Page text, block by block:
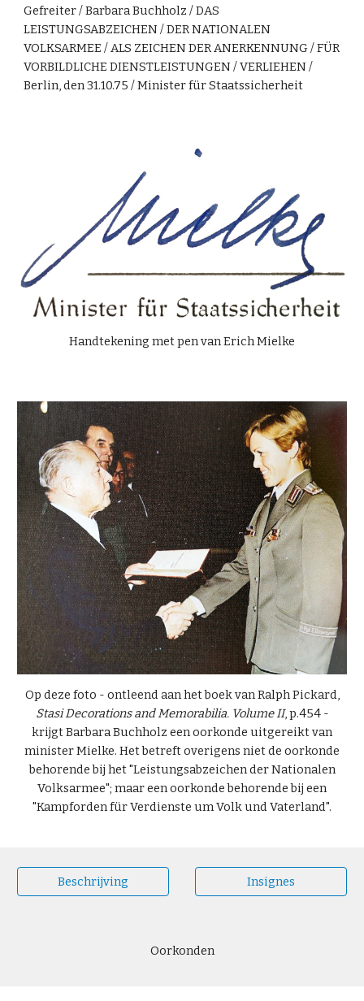
Gefreiter / Barbara Buchholz / DAS
LEISTUNGSABZEICHEN / DER NATIONALEN
VOLKSARMEE / ALS ZEICHEN DER ANERKENNUNG / FÜR
VORBILDLICHE DIENSTLEISTUNGEN / VERLIEHEN /
Berlin, den 31.10.75 / Minister für Staatssicherheit
Handtekening met pen van Erich Mielke
Op deze foto - ontleend aan het boek van Ralph Pickard,
Stasi Decorations and Memorabilia. Volume II, p.454 -
krijgt Barbara Buchholz een oorkonde uitgereikt van
minister Mielke. Het betreft overigens niet de oorkonde
behorende bij het "Leistungsabzeichen der Nationalen
Volksarmee"; maar een oorkonde behorende bij een
"Kampforden für Verdienste um Volk und Vaterland".
Beschrijving Insignes
Oorkonden